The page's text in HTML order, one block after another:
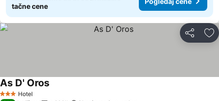
tačne cene
Deli
3 Zvezdice
Hotel
As D' OrosPogledaj cene